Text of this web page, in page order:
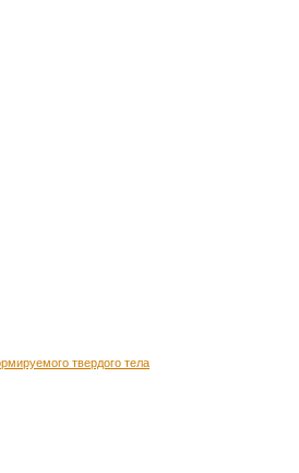
твердого тела